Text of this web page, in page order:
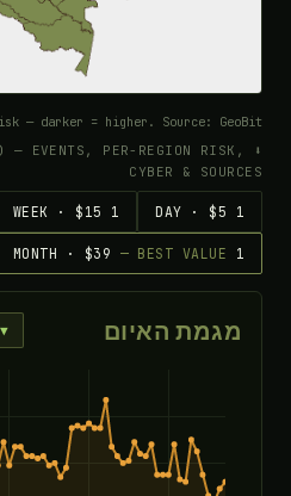
— darker = higher. Source: GeoBit.
— EVENTS, PER-REGION RISK,
CYBER & SOURCES
1 DAY · $5
1 WEEK · $15
1 MONTH · $39
— BEST VALUE
מגמת האיום ▼ DE-ESCALATING -18.0